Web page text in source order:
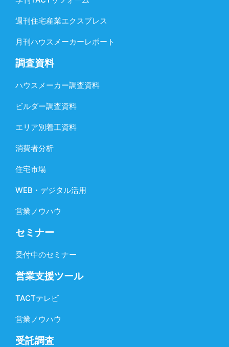
週刊住宅産業エクスプレス
月刊ハウスメーカーレポート
調査資料
ハウスメーカー調査資料
ビルダー調査資料
エリア別着工資料
消費者分析
住宅市場
WEB・デジタル活用
営業ノウハウ
セミナー
受付中のセミナー
営業支援ツール
TACTテレビ
営業ノウハウ
受託調査